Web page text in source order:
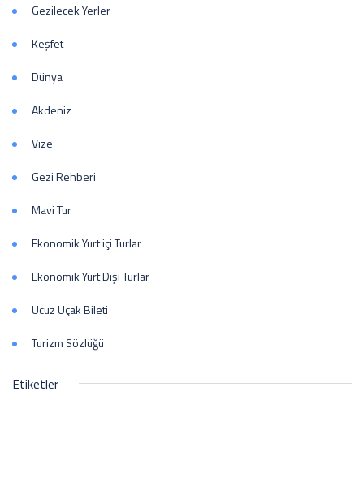
Gezilecek Yerler
Keşfet
Dünya
Akdeniz
Vize
Gezi Rehberi
Mavi Tur
Ekonomik Yurt içi Turlar
Ekonomik Yurt Dışı Turlar
Ucuz Uçak Bileti
Turizm Sözlüğü
Etiketler